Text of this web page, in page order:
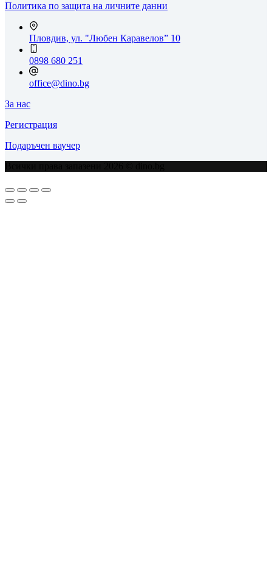
Политика по защита на личните данни
Пловдив, ул. "Любен Каравелов” 10
0898 680 251
office@dino.bg
За нас
Регистрация
Подаръчен ваучер